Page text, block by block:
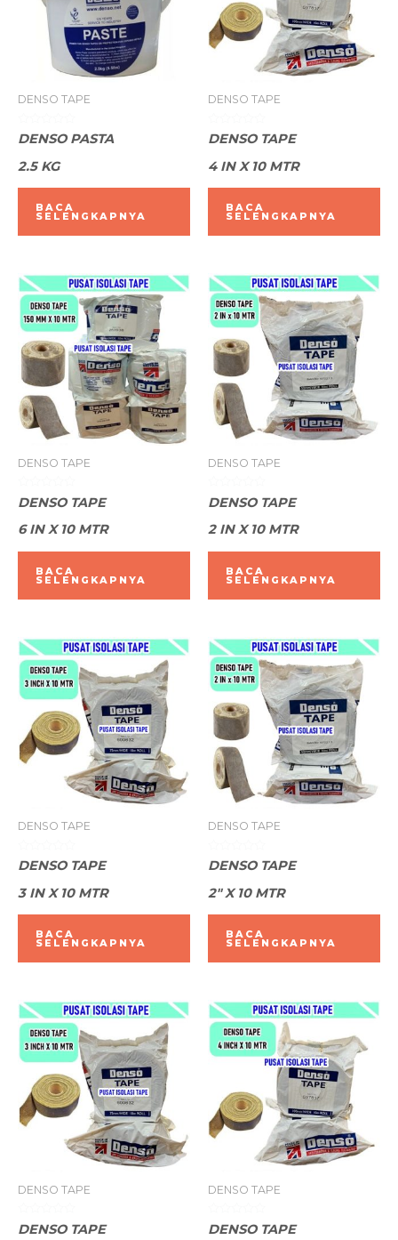
DENSO TAPE
Dinilai
0
5
DENSO PASTA
2.5 KG
BACA
SELENGKAPNYA
DENSO TAPE
Dinilai
0
5
DENSO TAPE
4 IN X 10 MTR
BACA
SELENGKAPNYA
DENSO TAPE
Dinilai
0
5
DENSO TAPE
6 IN X 10 MTR
BACA
SELENGKAPNYA
DENSO TAPE
Dinilai
0
5
DENSO TAPE
2 IN X 10 MTR
BACA
SELENGKAPNYA
DENSO TAPE
Dinilai
0
5
DENSO TAPE
3 IN X 10 MTR
BACA
SELENGKAPNYA
DENSO TAPE
Dinilai
0
5
DENSO TAPE
2″ X 10 MTR
BACA
SELENGKAPNYA
DENSO TAPE
Dinilai
0
DENSO TAPE
DENSO TAPE
Dinilai
0
DENSO TAPE